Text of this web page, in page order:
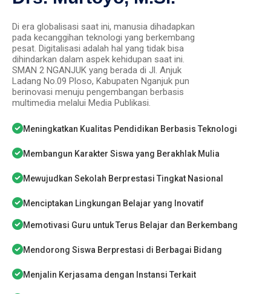
Di era globalisasi saat ini, manusia dihadapkan
pada kecanggihan teknologi yang berkembang
pesat. Digitalisasi adalah hal yang tidak bisa
dihindarkan dalam aspek kehidupan saat ini.
SMAN 2 NGANJUK yang berada di Jl. Anjuk
Ladang No.09 Ploso, Kabupaten Nganjuk pun
berinovasi menuju pengembangan berbasis
multimedia melalui Media Publikasi.
Meningkatkan Kualitas Pendidikan Berbasis Teknologi
Membangun Karakter Siswa yang Berakhlak Mulia
Mewujudkan Sekolah Berprestasi Tingkat Nasional
Menciptakan Lingkungan Belajar yang Inovatif
Memotivasi Guru untuk Terus Belajar dan Berkembang
Mendorong Siswa Berprestasi di Berbagai Bidang
Menjalin Kerjasama dengan Instansi Terkait